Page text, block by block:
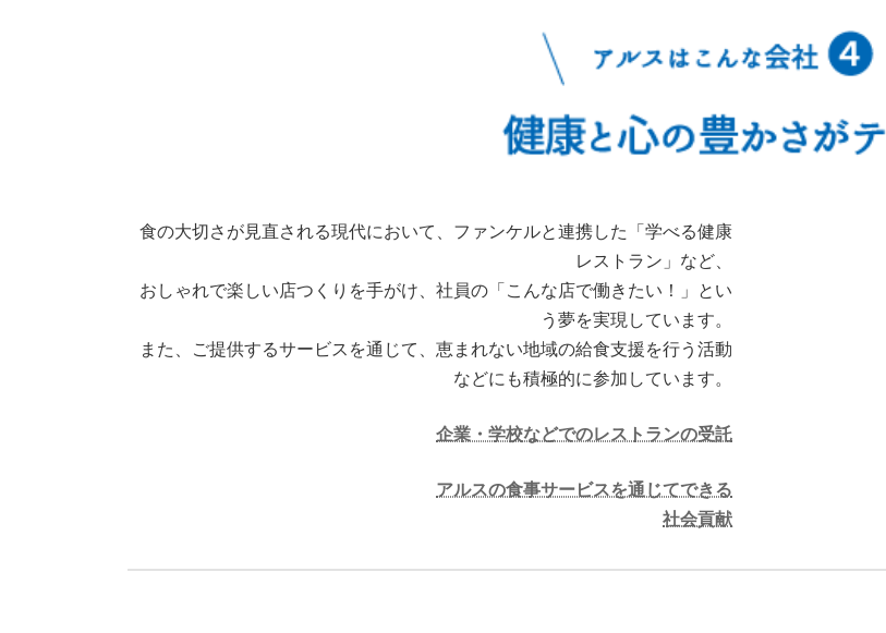
食の大切さが見直される現代において、ファンケルと連携した「学べる健康
レストラン」など、
おしゃれで楽しい店つくりを手がけ、社員の「こんな店で働きたい！」とい
う夢を実現しています。
また、ご提供するサービスを通じて、恵まれない地域の給食支援を行う活動
などにも積極的に参加しています。
企業・学校などでのレストランの受託
アルスの食事サービスを通じてできる
社会貢献